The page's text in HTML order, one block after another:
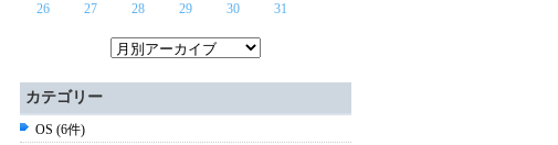
26 27 28 29 30 31
カテゴリー
OS (6件)